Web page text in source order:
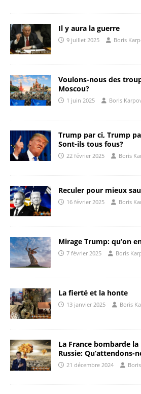
Il y aura la guerre
9 juillet 2025 Boris
Voulons-nous des
Moscou?
1 juin 2025 Boris
Trump par ci, Trump
Sont-ils tous fous?
22 février 2025 Boris
Reculer pour mieux
16 février 2025 Boris
Mirage Trump: qu’on
7 février 2025 Boris
La fierté et la honte
13 janvier 2025 Boris
La France bombarde
Russie: Qu’attendons-
21 décembre 2024